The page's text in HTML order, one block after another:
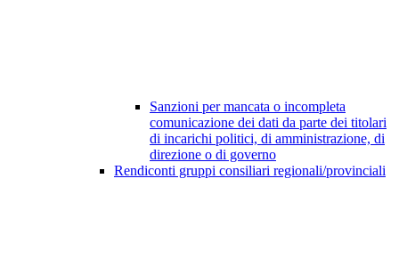
Sanzioni per mancata o incompleta
comunicazione dei dati da parte dei titolari
di incarichi politici, di amministrazione, di
direzione o di governo
Rendiconti gruppi consiliari regionali/provinciali